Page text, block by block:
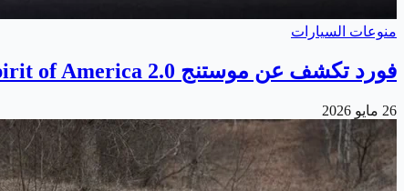
منوعات السيارات
فورد تكشف عن موستنج GTD Spirit of America 2.0 الجديدة
26 مايو 2026